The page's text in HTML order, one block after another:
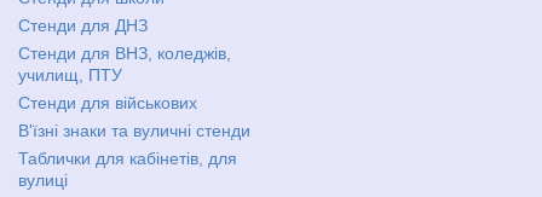
Стенди для ДНЗ
Стенди для ВНЗ, коледжів,
училищ, ПТУ
Стенди для військових
В'їзні знаки та вуличні стенди
Таблички для кабінетів, для
вулиці